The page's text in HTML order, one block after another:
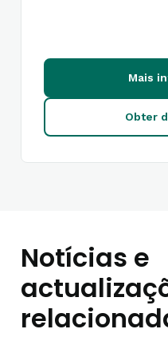
Mais
Obter
Notícias e